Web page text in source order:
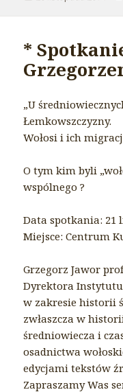
*
„U
Łemkowszczyzny.
Wołosi i ich
O tym kim byli
wspólnego ?
Data spotkania: 21
Miejsce: Centrum
Grzegorz Jawor
Dyrektora Instytutu
w zakresie historii
zwłaszcza w
średniowiecza i
osadnictwa
edycjami tekstów
Zapraszamy Was